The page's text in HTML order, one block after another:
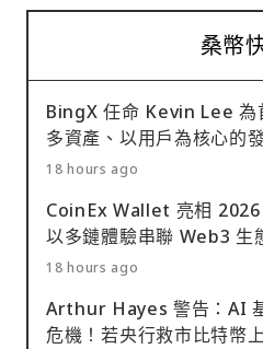
桑幣
BingX 任命 Kevin Lee 為
多資產、以用戶為核心的
18 hours ago
CoinEx Wallet 亮相 2026
以多鏈體驗串聯 Web3 生
18 hours ago
Arthur Hayes 警告：AI
危機！若央行救市比特幣